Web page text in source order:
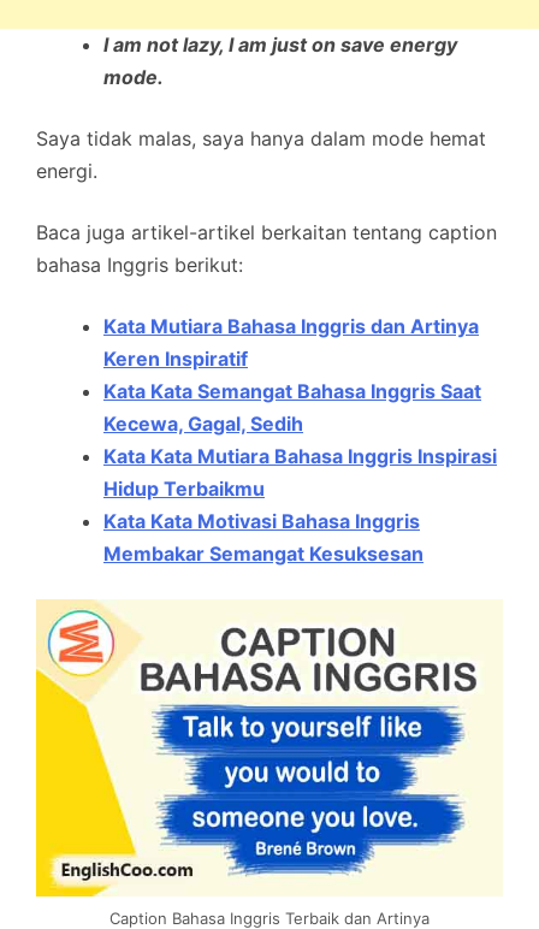
I am not lazy, I am just on save energy
mode.
Saya tidak malas, saya hanya dalam mode hemat
energi.
Baca juga artikel-artikel berkaitan tentang caption
bahasa Inggris berikut:
Kata Mutiara Bahasa Inggris dan Artinya
Keren Inspiratif
Kata Kata Semangat Bahasa Inggris Saat
Kecewa, Gagal, Sedih
Kata Kata Mutiara Bahasa Inggris Inspirasi
Hidup Terbaikmu
Kata Kata Motivasi Bahasa Inggris
Membakar Semangat Kesuksesan
Caption Bahasa Inggris Terbaik dan Artinya